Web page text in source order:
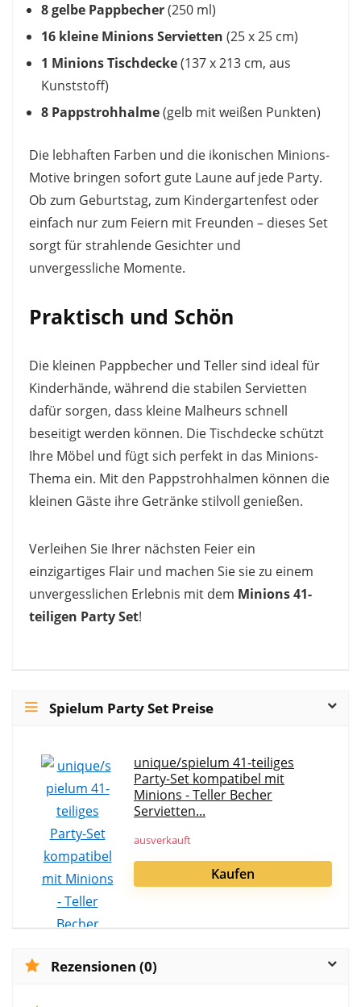
8 gelbe Pappbecher(250 ml)
16 kleine Minions Servietten (25 x 25 cm)
1 Minions Tischdecke(137 x 213 cm, aus
Kunststoff)
8 Pappstrohhalme(gelb mit weißen Punkten)
Die lebhaften Farben und die ikonischen Minions-
Motive bringen sofort gute Laune auf jede Party.
Ob zum Geburtstag, zum Kindergartenfest oder
einfach nur zum Feiern mit Freunden – dieses Set
sorgt für strahlende Gesichter und
unvergessliche Momente.
Praktisch und Schön
Die kleinen Pappbecher und Teller sind ideal für
Kinderhände, während die stabilen Servietten
dafür sorgen, dass kleine Malheurs schnell
beseitigt werden können. Die Tischdecke schützt
Ihre Möbel und fügt sich perfekt in das Minions-
Thema ein. Mit den Pappstrohhalmen können die
kleinen Gäste ihre Getränke stilvoll genießen.
Verleihen Sie Ihrer nächsten Feier ein
einzigartiges Flair und machen Sie sie zu einem
unvergesslichen Erlebnis mit dem Minions 41-
teiligen Party Set!
Spielum Party Set Preise
unique/spielum 41-teiliges
Party-Set kompatibel mit
Minions - Teller Becher
Servietten...
ausverkauft
Kaufen
Rezensionen (0)